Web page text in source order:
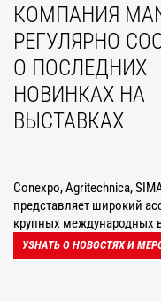
КОМПАНИЯ
РЕГУЛЯРНО
О ПОСЛЕДНИХ
НОВИНКАХ НА
ВЫСТАВКАХ
Conexpo, Agritechnica,
представляет широкий
крупных международных
УЗНАТЬ О НОВОСТЯХ И